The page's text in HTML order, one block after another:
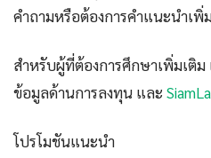
คำถามหรือต้องการคำแนะนำเพิ่
สำหรับผู้ที่ต้องการศึกษาเพิ่มเติ
ข้อมูลด้านการลงทุน และ
โปรโมชันแนะนำ